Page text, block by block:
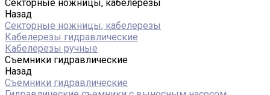
Секторные ножницы, кабелерезы
Назад
Секторные ножницы, кабелерезы
Кабелерезы гидравлические
Кабелерезы ручные
Съемники гидравлические
Назад
Съемники гидравлические